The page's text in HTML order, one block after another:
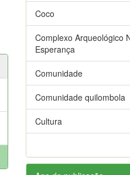
Coco
Complexo Arqueológico
Esperança
Comunidade
Comunidade quilombola
Cultura